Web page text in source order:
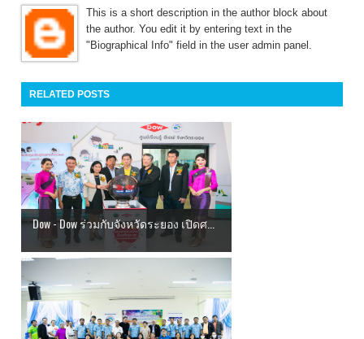
This is a short description in the author block about
the author. You edit it by entering text in the
"Biographical Info" field in the user admin panel.
RELATED POSTS
Dow - Dow ร่วมกับจังหวัดระยอง เปิดศ...